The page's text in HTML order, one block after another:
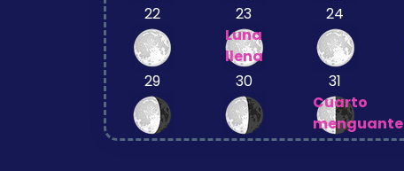
22
23
Luna
llena
24
29 30
31
Cuarto
menguante